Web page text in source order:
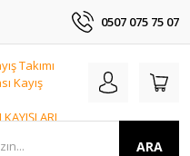
0507 075 75 07
ARA